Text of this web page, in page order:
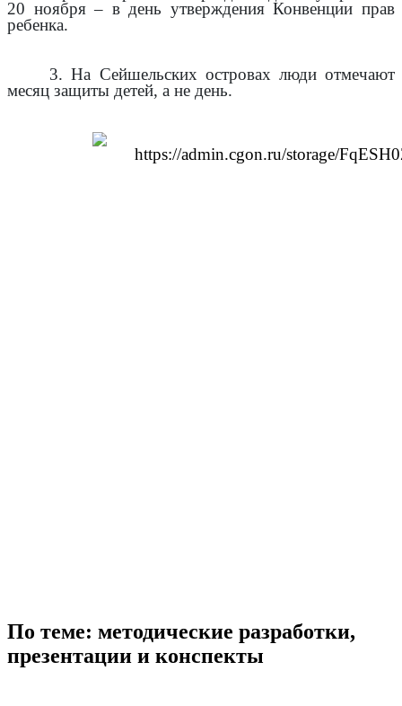
20 ноября – в день утверждения Конвенции прав
ребенка.
3. На Сейшельских островах люди отмечают
месяц защиты детей, а не день.
По теме: методические разработки,
презентации и конспекты